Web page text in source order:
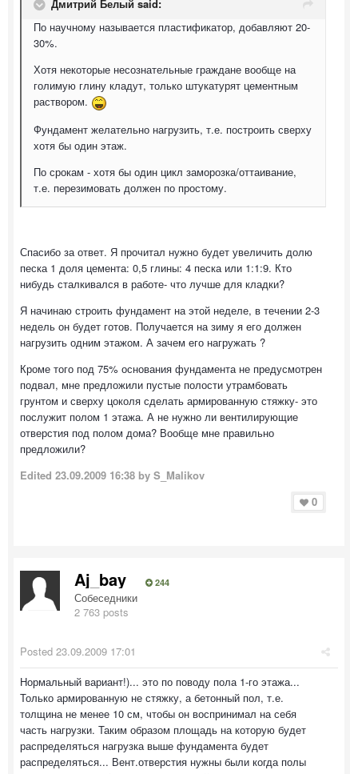
Дмитрий Белый said:
По научному называется пластификатор, добавляют 20-
30%.
Хотя некоторые несознательные граждане вообще на
голимую глину кладут, только штукатурят цементным
раствором.
Фундамент желательно нагрузить, т.е. построить сверху
хотя бы один этаж.
По срокам - хотя бы один цикл заморозка/оттаивание,
т.е. перезимовать должен по простому.
Спасибо за ответ. Я прочитал нужно будет увеличить долю
песка 1 доля цемента: 0,5 глины: 4 песка или 1:1:9. Кто
нибудь сталкивался в работе- что лучше для кладки?
Я начинаю строить фундамент на этой неделе, в течении 2-3
недель он будет готов. Получается на зиму я его должен
нагрузить одним этажом. А зачем его нагружать ?
Кроме того под 75% основания фундамента не предусмотрен
подвал, мне предложили пустые полости утрамбовать
грунтом и сверху цоколя сделать армированную стяжку- это
послужит полом 1 этажа. А не нужно ли вентилирующие
отверстия под полом дома? Вообще мне правильно
предложили?
Edited 23.09.2009 16:38 by S_Malikov
0
Aj_bay 244
Собеседники
2 763 posts
Posted 23.09.2009 17:01
Нормальный вариант!)... это по поводу пола 1-го этажа...
Только армированную не стяжку, а бетонный пол, т.е.
толщина не менее 10 см, чтобы он воспринимал на себя
часть нагрузки. Таким образом площадь на которую будет
распределяться нагрузка выше фундамента будет
распределяться... Вент.отверстия нужны были когда полы